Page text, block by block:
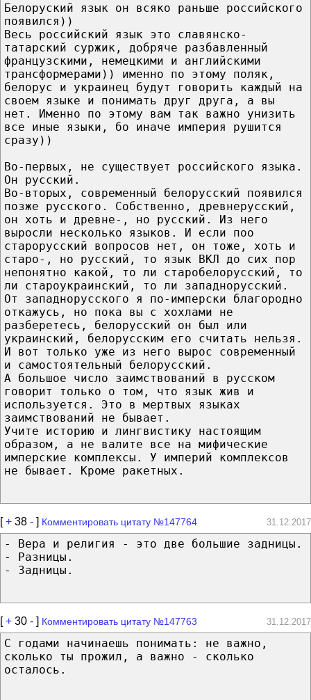
Белоруский язык он всяко раньше российского
появился))
Весь российский язык это славянско-
татарский суржик, добряче разбавленный
французскими, немецкими и английскими
трансформерами)) именно по этому поляк,
белорус и украинец будут говорить каждый на
своем языке и понимать друг друга, а вы
нет. Именно по этому вам так важно унизить
все иные языки, бо иначе империя рушится
сразу))
Во-первых, не существует российского языка.
Он русский.
Во-вторых, современный белорусский появился
позже русского. Собственно, древнерусский,
он хоть и древне-, но русский. Из него
выросли несколько языков. И если поо
старорусский вопросов нет, он тоже, хоть и
старо-, но русский, то язык ВКЛ до сих пор
непонятно какой, то ли старобелорусский, то
ли староукраинский, то ли западнорусский.
От западнорусского я по-имперски благородно
откажусь, но пока вы с хохлами не
разберетесь, белорусский он был или
украинский, белорусским его считать нельзя.
И вот только уже из него вырос современный
и самостоятельный белорусский.
А большое число заимствований в русском
говорит только о том, что язык жив и
используется. Это в мертвых языках
заимствований не бывает.
Учите историю и лингвистику настоящим
образом, а не валите все на мифические
имперские комплексы. У империй комплексов
не бывает. Кроме ракетных.
[+ 38 - ] Комментировать цитату №147764 31.12.2017
- Вера и религия - это две большие задницы.
- Разницы.
- Задницы.
[+ 30 - ] Комментировать цитату №147763 31.12.2017
С годами начинаешь понимать: не важно,
сколько ты прожил, а важно - сколько
осталось.